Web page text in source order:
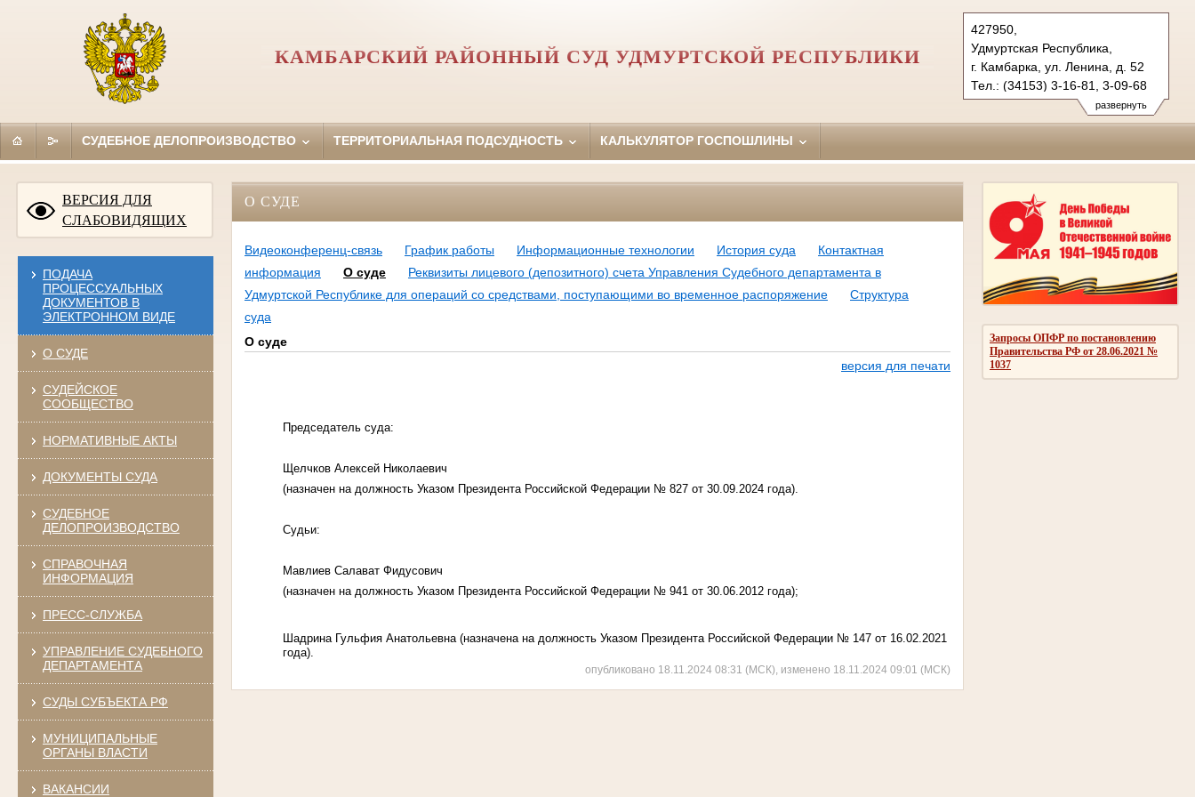
развернуть
427950,
Удмуртская Республика,
г. Камбарка, ул. Ленина, д. 52
Тел.: (34153) 3-16-81, 3-09-68
kambarsky.udm@sudrf.ru
КАМБАРСКИЙ РАЙОННЫЙ СУД УДМУРТСКОЙ РЕСПУБЛИКИ
СУДЕБНОЕ ДЕЛОПРОИЗВОДСТВО ТЕРРИТОРИАЛЬНАЯ ПОДСУДНОСТЬ КАЛЬКУЛЯТОР ГОСПОШЛИНЫ
ВЕРСИЯ ДЛЯ
СЛАБОВИДЯЩИХ
ПОДАЧА
ПРОЦЕССУАЛЬНЫХ
ДОКУМЕНТОВ В
ЭЛЕКТРОННОМ ВИДЕ
О СУДЕ
СУДЕЙСКОЕ
СООБЩЕСТВО
НОРМАТИВНЫЕ АКТЫ
ДОКУМЕНТЫ СУДА
СУДЕБНОЕ
ДЕЛОПРОИЗВОДСТВО
СПРАВОЧНАЯ
ИНФОРМАЦИЯ
ПРЕСС-СЛУЖБА
УПРАВЛЕНИЕ СУДЕБНОГО
ДЕПАРТАМЕНТА
СУДЫ СУБЪЕКТА РФ
МУНИЦИПАЛЬНЫЕ
ОРГАНЫ ВЛАСТИ
ВАКАНСИИ
Запросы ОПФР по постановлению
Правительства РФ от 28.06.2021 №
1037
О СУДЕ
Видеоконференц-связь График работы Информационные технологии История суда
Контактная
информация
О суде
Реквизиты лицевого (депозитного) счета Управления Судебного департамента в
Удмуртской Республике для операций со средствами, поступающими во временное распоряжение
Структура
суда
О суде
версия для печати
Председатель суда:
Щелчков Алексей Николаевич
(назначен на должность Указом Президента Российской Федерации № 827 от 30.09.2024 года).
Судьи:
Мавлиев Салават Фидусович
(назначен на должность Указом Президента Российской Федерации № 941 от 30.06.2012 года);
Шадрина Гульфия Анатольевна (назначена на должность Указом Президента Российской Федерации № 147 от 16.02.2021
года).
опубликовано 18.11.2024 08:31 (МСК), изменено 18.11.2024 09:01 (МСК)